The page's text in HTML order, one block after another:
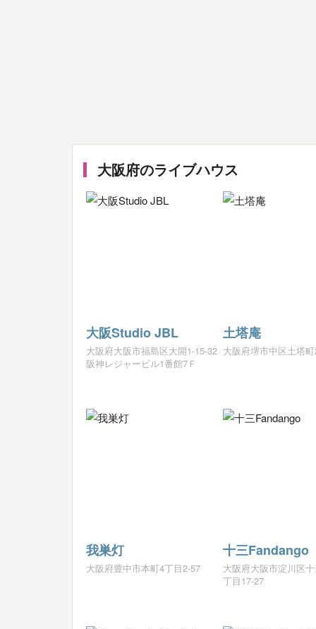
大阪府のライブハウス
大阪Studio JBL
大阪府大阪市福島区大開1-15-32
阪神レジャービル1番館7Ｆ
土塔庵
大阪府堺市中区土塔
我巣灯
大阪府豊中市本町4丁目2-57
十三Fandango
大阪府大阪市淀川区
丁目17-27